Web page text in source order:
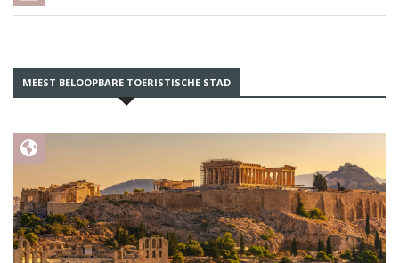
MEEST BELOOPBARE TOERISTISCHE STAD